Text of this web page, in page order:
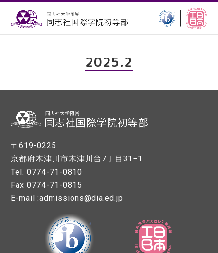
2025.2
〒619-0225
京都府木津川市木津川台7丁目31−1
Tel. 0774-71-0810
Fax 0774-71-0815
E-mail :admissions@dia.ed.jp